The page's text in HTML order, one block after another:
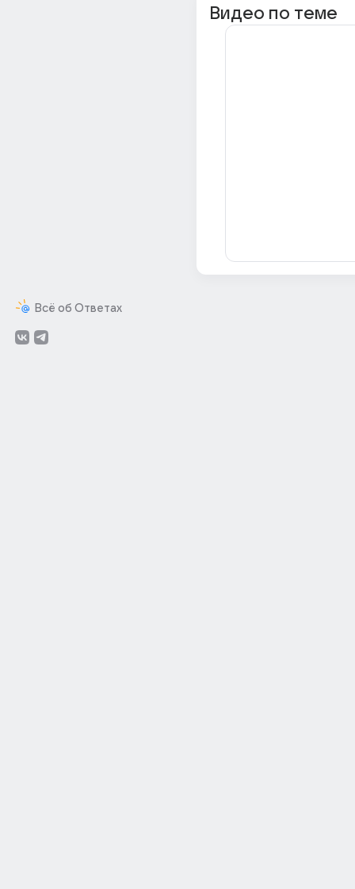
Всё об Ответах
Видео по теме